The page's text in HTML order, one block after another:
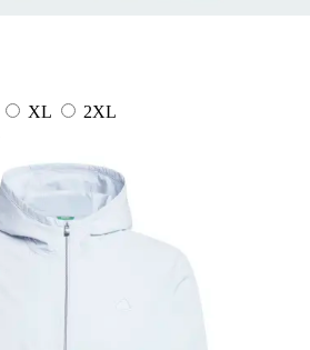
XL
2XL